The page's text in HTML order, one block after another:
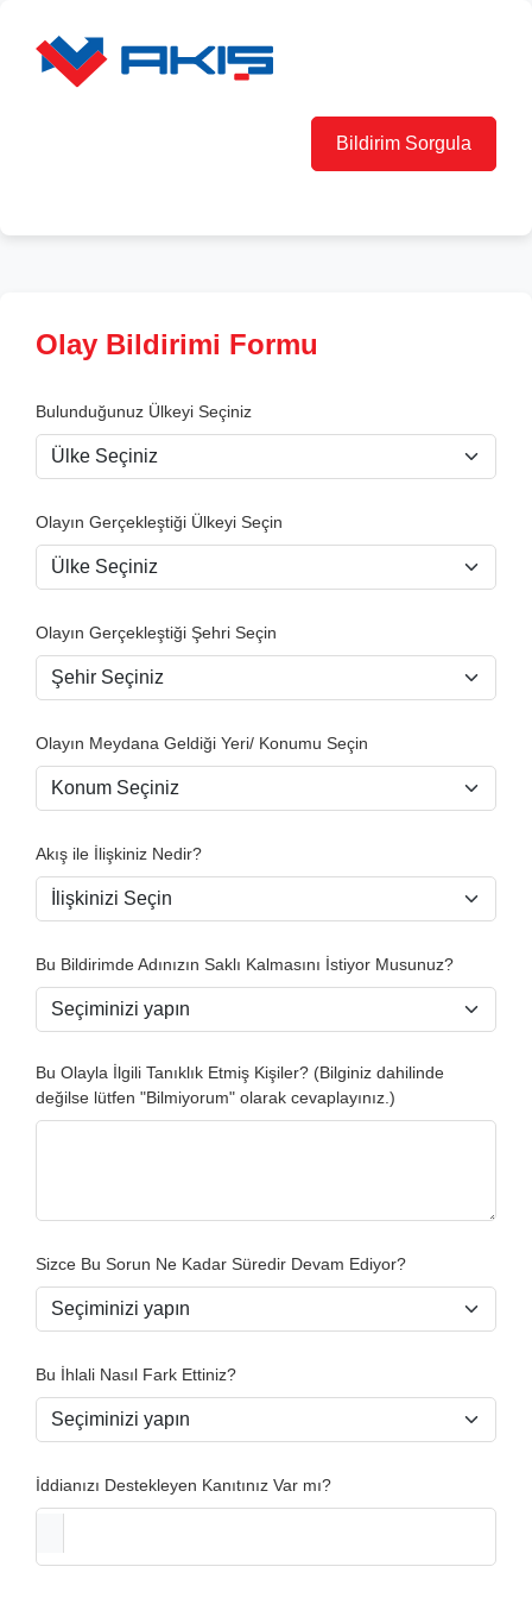
Bildirim Sorgula
Olay Bildirimi Formu
Bulunduğunuz Ülkeyi Seçiniz
Olayın Gerçekleştiği Ülkeyi Seçin
Olayın Gerçekleştiği Şehri Seçin
Olayın Meydana Geldiği Yeri/ Konumu Seçin
Akış ile İlişkiniz Nedir?
Bu Bildirimde Adınızın Saklı Kalmasını İstiyor Musunuz?
Bu Olayla İlgili Tanıklık Etmiş Kişiler? (Bilginiz dahilinde
değilse lütfen "Bilmiyorum" olarak cevaplayınız.)
Sizce Bu Sorun Ne Kadar Süredir Devam Ediyor?
Bu İhlali Nasıl Fark Ettiniz?
İddianızı Destekleyen Kanıtınız Var mı?